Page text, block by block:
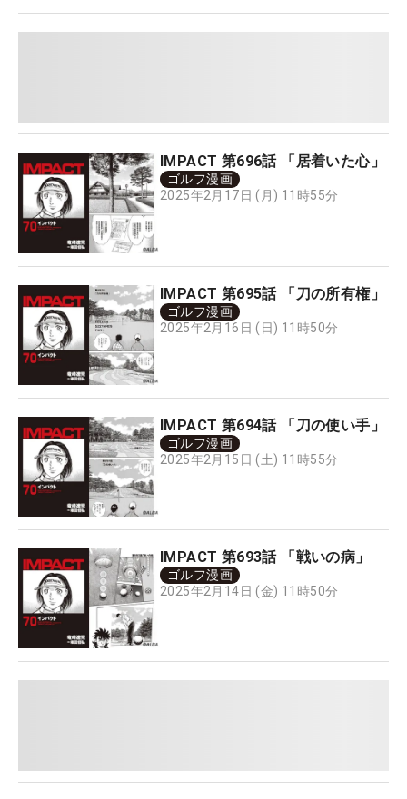
IMPACT 第696話 「居着いた心」
ゴルフ漫画
2025年2月17日 (月) 11時55分
IMPACT 第695話 「刀の所有権」
ゴルフ漫画
2025年2月16日 (日) 11時50分
IMPACT 第694話 「刀の使い手」
ゴルフ漫画
2025年2月15日 (土) 11時55分
IMPACT 第693話 「戦いの病」
ゴルフ漫画
2025年2月14日 (金) 11時50分